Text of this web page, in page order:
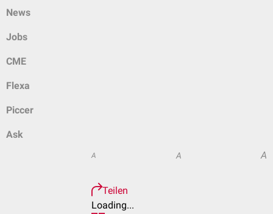
News
Jobs
CME
Flexa
Piccer
Ask
A A A
Teilen
Loading...